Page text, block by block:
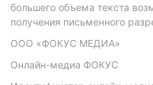
большего объема текста
получения письменного
ООО «ФОКУС МЕДИА»
Онлайн-медиа ФОКУС